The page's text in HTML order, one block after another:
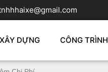
XÂY DỰNG CÔNG TRÌNH